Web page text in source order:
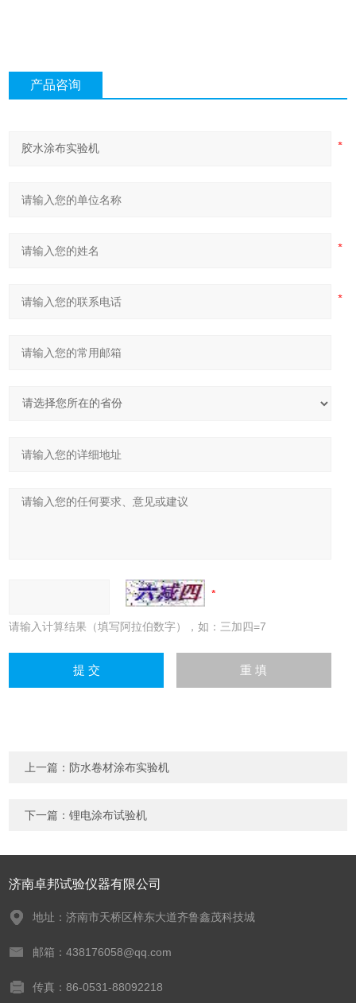
产品咨询
请输入计算结果（填写阿拉伯数字），如：三加四=7
上一篇： 防水卷材涂布实验机
下一篇：锂电涂布试验机
济南卓邦试验仪器有限公司
地址：济南市天桥区梓东大道齐鲁鑫茂科技城
邮箱：438176058@qq.com
传真：86-0531-88092218